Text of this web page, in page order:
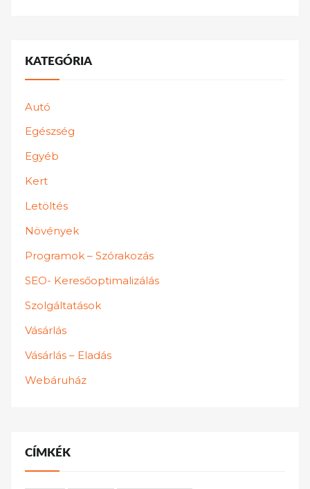
KATEGÓRIA
Autó
Egészség
Egyéb
Kert
Letöltés
Növények
Programok – Szórakozás
SEO- Keresőoptimalizálás
Szolgáltatások
Vásárlás
Vásárlás – Eladás
Webáruház
CÍMKÉK